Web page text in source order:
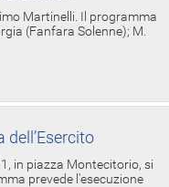
Martinelli. Il programma
(Fanfara Solenne); M.
in piazza Montecitorio, si
prevede l'esecuzione